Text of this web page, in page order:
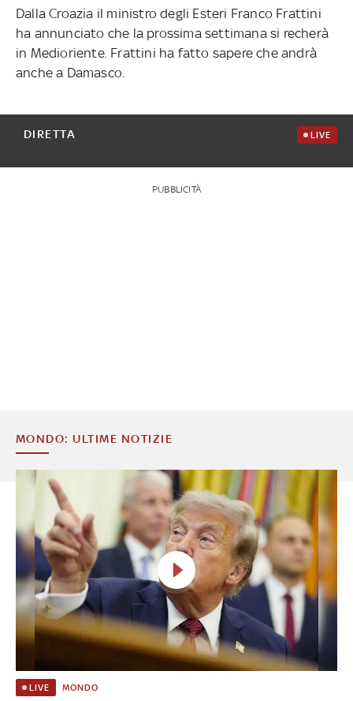
Dalla Croazia il ministro degli Esteri Franco Frattini
ha annunciato che la prossima settimana si recherà
in Medioriente. Frattini ha fatto sapere che andrà
anche a Damasco.
DIRETTA LIVE
PUBBLICITÀ
MONDO: ULTIME NOTIZIE
LIVE MONDO